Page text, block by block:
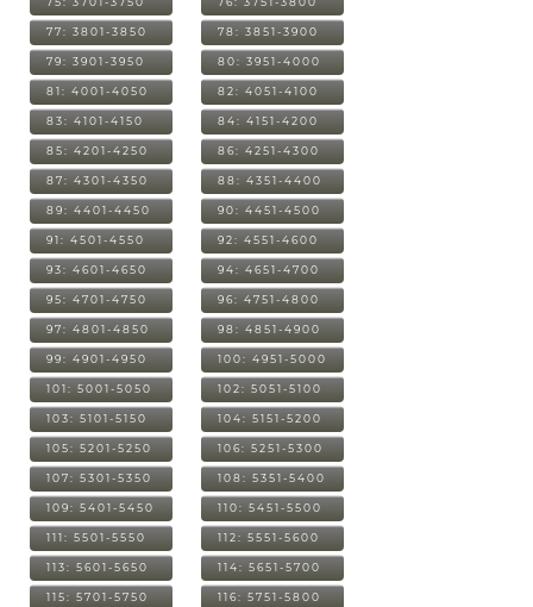
77: 3801-3850 78: 3851-3900
79: 3901-3950 80: 3951-4000
81: 4001-4050 82: 4051-4100
83: 4101-4150 84: 4151-4200
85: 4201-4250 86: 4251-4300
87: 4301-4350 88: 4351-4400
89: 4401-4450 90: 4451-4500
91: 4501-4550 92: 4551-4600
93: 4601-4650 94: 4651-4700
95: 4701-4750 96: 4751-4800
97: 4801-4850 98: 4851-4900
99: 4901-4950 100: 4951-5000
101: 5001-5050 102: 5051-5100
103: 5101-5150 104: 5151-5200
105: 5201-5250 106: 5251-5300
107: 5301-5350 108: 5351-5400
109: 5401-5450 110: 5451-5500
111: 5501-5550 112: 5551-5600
113: 5601-5650 114: 5651-5700
115: 5701-5750 116: 5751-5800